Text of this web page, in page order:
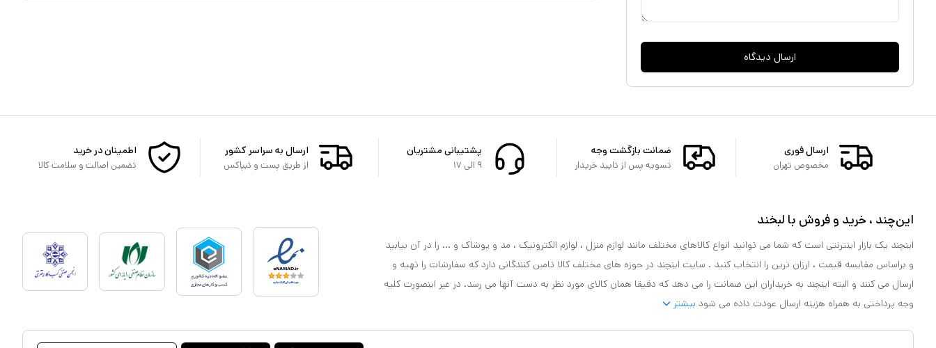
ارسال دیدگاه
ارسال فوری
مخصوص تهران
ضمانت بازگشت وجه
تسویه پس از تایید خریدار
پشتیبانی مشتریان
۹ الی ۱۷
ارسال به سراسر کشور
از طریق پست و تیپاکس
اطمینان در خرید
تضمین اصالت و سلامت کالا
این‌چند ، خرید و فروش با لبخند
اینچند یک بازار اینترنتی است که شما می توانید انواع کالاهای مختلف مانند لوازم منزل ، لوازم الکترونیک ، مد و پوشاک و ... را در آن بیابید
و براساس مقایسه قیمت ، ارزان ترین را انتخاب کنید . سایت اینچند در حوزه های مختلف کالا تامین کنندگانی دارد که سفارشات را تهیه و
ارسال می کنند و البته اینچند به خریداران این ضمانت را می دهد که دقیقا همان کالای مورد نظر به دست آنها می رسد. در غیر اینصورت کلیه
وجه پرداختی به همراه هزینه ارسال عودت داده می شود بیشتر